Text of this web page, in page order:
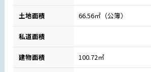
土地面積 66.56㎡（公簿）
私道面積
建物面積 100.72㎡